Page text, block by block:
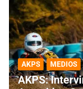
AKPS MEDIOS
AKPS: